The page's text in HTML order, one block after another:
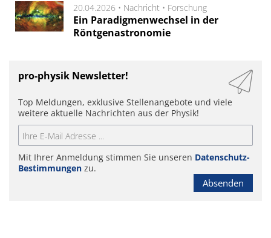
20.04.2026 • Nachricht • Forschung
Ein Paradigmenwechsel in der
Röntgenastronomie
pro-physik Newsletter!
Top Meldungen, exklusive Stellenangebote und viele
weitere aktuelle Nachrichten aus der Physik!
Mit Ihrer Anmeldung stimmen Sie unseren Datenschutz-
Bestimmungen zu.
Absenden